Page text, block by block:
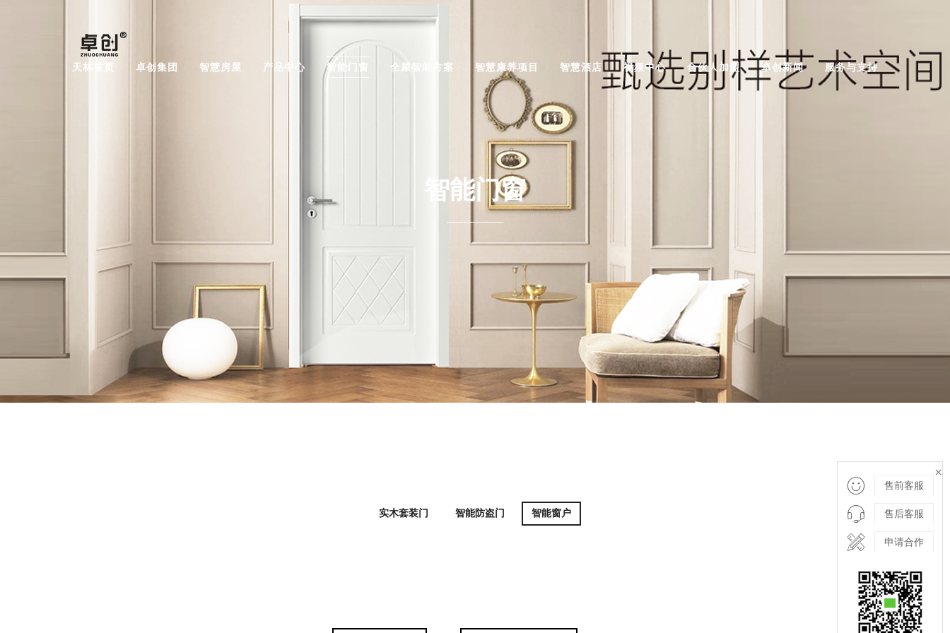
天林首页 卓创集团 智慧房屋 产品中心 智能门窗 全屋智能方案 智慧康养项目 智慧酒店 视频中心 合伙人加盟 卓创新闻 服务与支持
智能门窗
实木套装门 智能防盗门 智能窗户
 售前客服
 售后客服
 申请合作
×